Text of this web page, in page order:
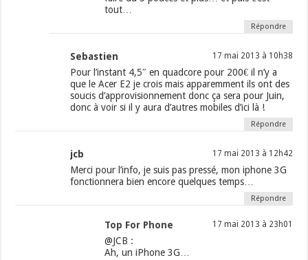
tout…
Répondre
Sebastien 17 mai 2013 à 10h38
Pour l’instant 4,5″ en quadcore pour 200€ il n’y a
que le Acer E2 je crois mais apparemment ils ont des
soucis d’approvisionnement donc ça sera pour Juin,
donc à voir si il y aura d’autres mobiles d’ici là !
Répondre
jcb 17 mai 2013 à 12h42
Merci pour l’info, je suis pas pressé, mon iphone 3G
fonctionnera bien encore quelques temps…
Répondre
Top For Phone 17 mai 2013 à 23h01
@JCB :
Ah, un iPhone 3G…